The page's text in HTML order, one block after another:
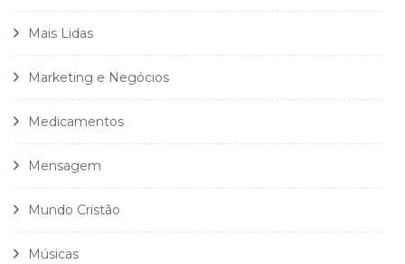
Mais Lidas
Marketing e Negócios
Medicamentos
Mensagem
Mundo Cristão
Músicas